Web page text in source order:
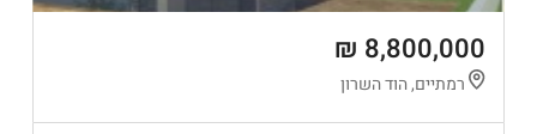
8,800,000 ₪
רמתיים, הוד השרון